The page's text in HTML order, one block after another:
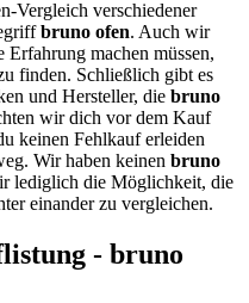
Vergleich verschiedener
bruno ofen. Auch wir
Erfahrung machen müssen,
finden. Schließlich gibt es
und Hersteller, die bruno
wir dich vor dem Kauf
keinen Fehlkauf erleiden
Wir haben keinen bruno
lediglich die Möglichkeit, die
einander zu vergleichen.
- bruno